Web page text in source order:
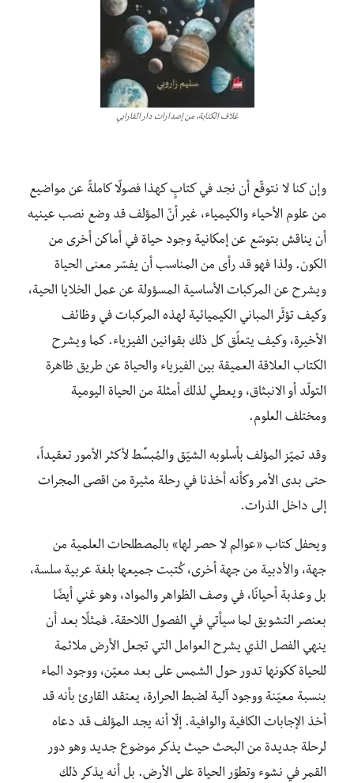
غلاف الكتابة، من إصدارات دار الفارابي
وإن كنا لا نتوقّع أن نجد في كتابٍ كهذا فصولًا كاملةً عن مواضيع
من علوم الأحياء والكيمياء، غير أنّ المؤلف قد وضع نصب عينيه
أن يناقش بتوسّع عن إمكانية وجود حياة في أماكن أخرى من
الكون. ولذا فهو قد رأى من المناسب أن يفسّر معنى الحياة
ويشرح عن المركبات الأساسية المسؤولة عن عمل الخلايا الحية،
وكيف تؤثّر المباني الكيميائية لهذه المركبات في وظائف
الأخيرة، وكيف يتعلًق كل ذلك بقوانين الفيزياء. كما ويشرح
الكتاب العلاقة العميقة بين الفيزياء والحياة عن طريق ظاهرة
التولّد أو الانبثاق، ويعطي لذلك أمثلة من الحياة اليومية
ومختلف العلوم.
وقد تميّز المؤلف بأسلوبه الشيّق والمُبسِّط لأكثر الأمور تعقيداً،
حتى بدى الأمر وكأنه أخذنا في رحلة مثيرة من اقصى المجرات
إلى داخل الذرات.
ويحفل كتاب «عوالم لا حصر لها» بالمصطلحات العلمية من
جهة، والأدبية من جهة أخرى، كُتبت جميعها بلغة عربية سلسة،
بل وعذبة أحيانًا، في وصف الظواهر والمواد، وهو غني أيضًا
بعنصر التشويق لما سيأتي في الفصول اللاحقة. فمثلًا بعد أن
ينهي الفصل الذي يشرح العوامل التي تجعل الأرض ملائمة
للحياة ككونها تدور حول الشمس على بعد معيّن، ووجود الماء
بنسبة معيّنة ووجود آلية لضبط الحرارة، يعتقد القارئ بأنه قد
أخذ الإجابات الكافية والوافية. إلّا أنه يجد المؤلف قد دعاه
لرحلة جديدة من البحث حيث يذكر موضوع جديد وهو دور
القمر في نشوء وتطوّر الحياة على الأرض. بل أنه يذكر ذلك